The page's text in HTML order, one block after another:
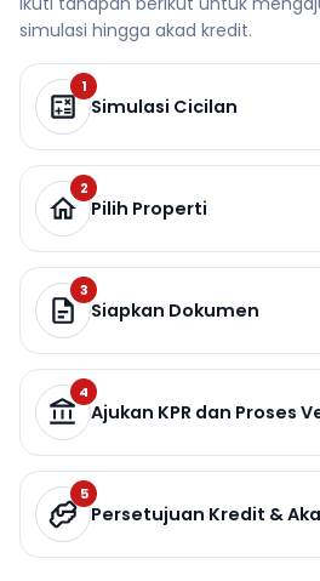
simulasi hingga akad kredit.
1
Simulasi Cicilan
2
Pilih Properti
3
Siapkan Dokumen
4
Ajukan KPR dan Proses
5
Persetujuan Kredit &